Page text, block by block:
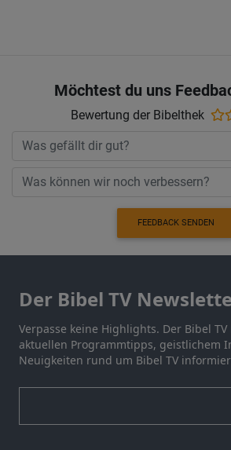
Möchtest du uns
Bewertung der Bibelthek
FEEDBACK SENDEN
Der Bibel TV
Verpasse keine Highlights. Der Bibel
aktuellen Programmtipps, geistlichem
Neuigkeiten rund um Bibel TV